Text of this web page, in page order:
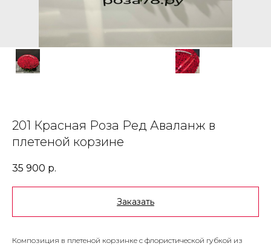
201 Красная Роза Ред Аваланж в
плетеной корзине
35 900 р.
Заказать
Композиция в плетеной корзинке с флористической губкой из